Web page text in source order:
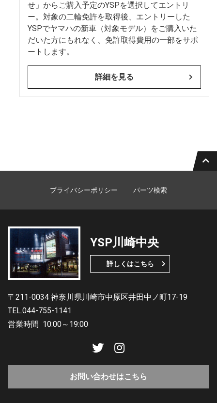
せ」からご購入予定のYSPを選択してエントリ
ー。対象の二輪免許を取得後、エントリーした
YSPでヤマハの新車（対象モデル）をご購入いた
だいた方にもれなく、免許取得費用の一部をサポ
ートします。
詳細を見る
プライバシーポリシー パーツ検索
YSP川崎中央
詳しくはこちら
〒211-0034 神奈川県川崎市中原区井田中ノ町17-19
TEL.044-755-1141
営業時間 10:00～19:00
お問い合わせはこちら